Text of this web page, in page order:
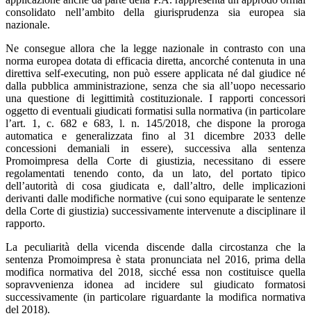
consolidato nell’ambito della giurisprudenza sia europea sia
nazionale.
Ne consegue allora che la legge nazionale in contrasto con una
norma europea dotata di efficacia diretta, ancorché contenuta in una
direttiva self-executing, non può essere applicata né dal giudice né
dalla pubblica amministrazione, senza che sia all’uopo necessario
una questione di legittimità costituzionale. I rapporti concessori
oggetto di eventuali giudicati formatisi sulla normativa (in particolare
l’art. 1, c. 682 e 683, l. n. 145/2018, che dispone la proroga
automatica e generalizzata fino al 31 dicembre 2033 delle
concessioni demaniali in essere), successiva alla sentenza
Promoimpresa della Corte di giustizia, necessitano di essere
regolamentati tenendo conto, da un lato, del portato tipico
dell’autorità di cosa giudicata e, dall’altro, delle implicazioni
derivanti dalle modifiche normative (cui sono equiparate le sentenze
della Corte di giustizia) successivamente intervenute a disciplinare il
rapporto.
La peculiarità della vicenda discende dalla circostanza che la
sentenza Promoimpresa è stata pronunciata nel 2016, prima della
modifica normativa del 2018, sicché essa non costituisce quella
sopravvenienza idonea ad incidere sul giudicato formatosi
successivamente (in particolare riguardante la modifica normativa
del 2018).